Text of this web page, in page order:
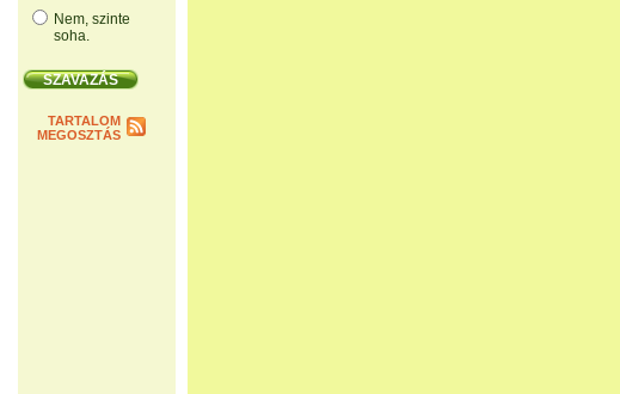
Nem, szinte
soha.
TARTALOM
MEGOSZTÁS